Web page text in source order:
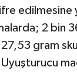
2 bin
gram